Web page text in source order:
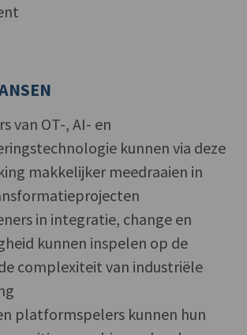
van OT-, AI- en
kunnen via deze
makkelijker meedraaien in
in integratie, change en
kunnen inspelen op de
complexiteit van industriële
platformspelers kunnen hun